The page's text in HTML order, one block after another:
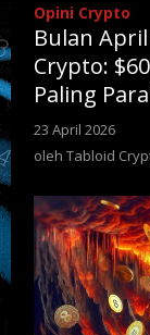
Opini Crypto
Bulan
Crypto:
Paling
23 April 2026
oleh Tabloid